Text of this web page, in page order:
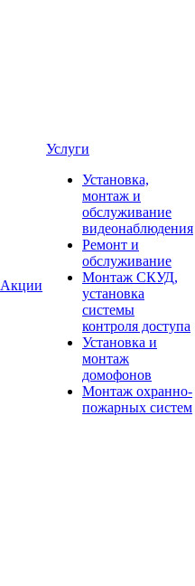
Акции
Услуги
Установка,
монтаж и
обслуживание
видеонаблюдения
Ремонт и
обслуживание
Монтаж СКУД,
установка
системы
контроля доступа
Установка и
монтаж
домофонов
Монтаж охранно-
пожарных систем